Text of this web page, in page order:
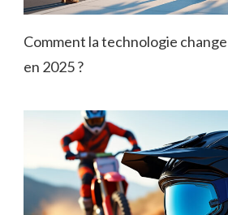
Comment la technologie
en 2025 ?